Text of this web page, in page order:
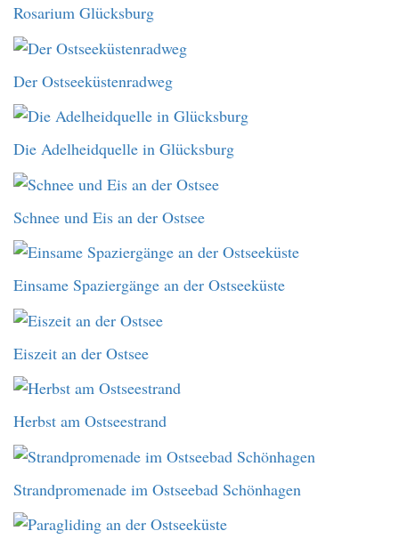
Rosarium Glücksburg
Der Ostseeküstenradweg
Die Adelheidquelle in Glücksburg
Schnee und Eis an der Ostsee
Einsame Spaziergänge an der Ostseeküste
Eiszeit an der Ostsee
Herbst am Ostseestrand
Strandpromenade im Ostseebad Schönhagen